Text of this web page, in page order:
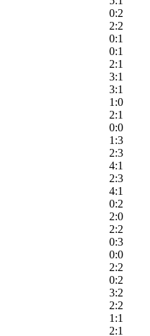
0:2
2:2
0:1
0:1
2:1
3:1
3:1
1:0
2:1
0:0
1:3
2:3
4:1
2:3
4:1
0:2
2:0
2:2
0:3
0:0
2:2
0:2
3:2
2:2
1:1
2:1